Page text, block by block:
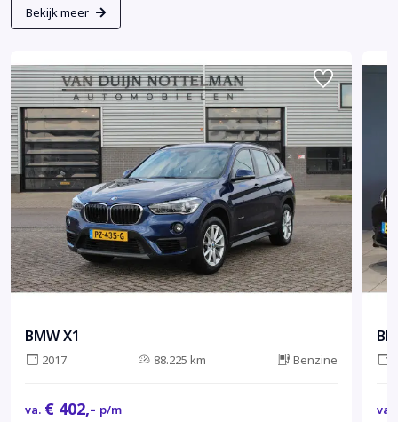
Bekijk meer
BMW X1
2017 88.225 km Benzine
va. € 402,- p/m
va.